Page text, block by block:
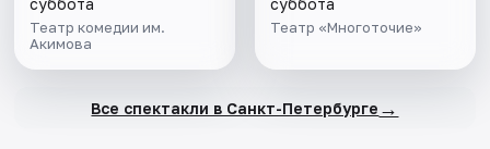
суббота
Театр комедии им.
Акимова
суббота
Театр «Многоточие»
Все спектакли в Санкт-Петербурге →